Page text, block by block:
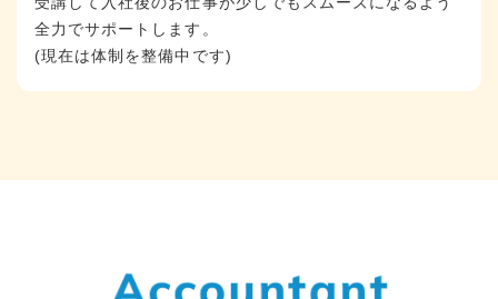
全力でサポートします。
(現在は体制を整備中です)